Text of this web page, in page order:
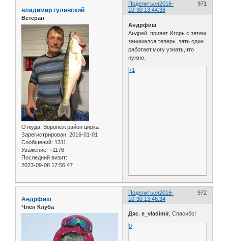
Поделиться 971
2016-
10-30 13:44:38
владимир гулевский
Ветеран
Откуда: Воронеж район цирка
Зарегистрирован: 2016-01-01
Сообщений: 1311
Уважение: +1176
Последний визит:
2023-09-08 17:56:47
Андрфиш
Андрей, привет Игорь с зятем
занимался,теперь ,зять один
работает,могу узнать,что
нужно.
+1
Поделиться 972
2016-
10-30 13:46:34
Андрфиш
Член Клуба
Дяс ,e_vladimir , Спасибо!
0